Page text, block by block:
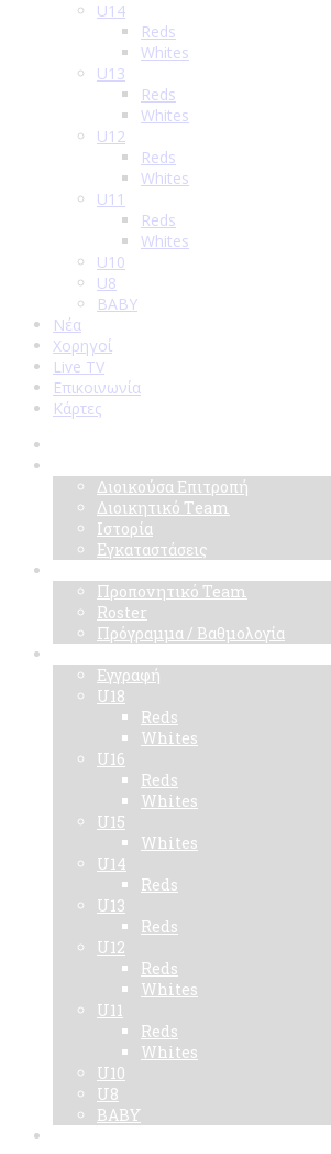
U14
Reds
Whites
U13
Reds
Whites
U12
Reds
Whites
U11
Reds
Whites
U10
U8
BABY
Νέα
Χορηγοί
Live TV
Επικοινωνία
Κάρτες
Διοικούσα Επιτροπή
Διοικητικό Τeam
Ιστορία
Εγκαταστάσεις
Προπονητικό Team
Roster
Πρόγραμμα / Βαθμολογία
Εγγραφή
U18
Reds
Whites
U16
Reds
Whites
U15
Whites
U14
Reds
U13
Reds
U12
Reds
Whites
U11
Reds
Whites
U10
U8
BABY